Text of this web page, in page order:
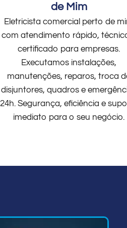
de Mim
Eletricista comercial perto de
com atendimento rápido,
certificado para empresas.
Executamos instalações,
manutenções, reparos, troca
disjuntores, quadros e
24h. Segurança, eficiência e
imediato para o seu negócio.